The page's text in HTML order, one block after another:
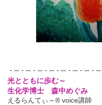
・─・─・─・─・─・─・─・─
光とともに歩む～
生化学博士 森中めぐみ
えるらんてぃ～® voice講師